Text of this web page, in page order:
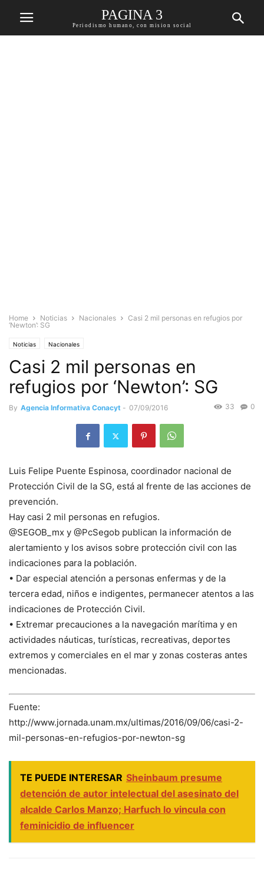
PAGINA 3
Periodismo humano, con mision social
Home Noticias Nacionales
Casi 2 mil personas en refugios por
‘Newton’: SG
Noticias Nacionales
Casi 2 mil personas en
refugios por ‘Newton’: SG
By Agencia Informativa Conacyt - 07/09/2016 0
33
Luis Felipe Puente Espinosa, coordinador nacional de
Protección Civil de la SG, está al frente de las acciones de
prevención.
Hay casi 2 mil personas en refugios.
@SEGOB_mx y @PcSegob publican la información de
alertamiento y los avisos sobre protección civil con las
indicaciones para la población.
• Dar especial atención a personas enfermas y de la
tercera edad, niños e indigentes, permanecer atentos a las
indicaciones de Protección Civil.
• Extremar precauciones a la navegación marítima y en
actividades náuticas, turísticas, recreativas, deportes
extremos y comerciales en el mar y zonas costeras antes
mencionadas.
Fuente:
http://www.jornada.unam.mx/ultimas/2016/09/06/casi-2-
mil-personas-en-refugios-por-newton-sg
TE PUEDE INTERESAR Sheinbaum presume
detención de autor intelectual del asesinato del
alcalde Carlos Manzo; Harfuch lo vincula con
feminicidio de influencer